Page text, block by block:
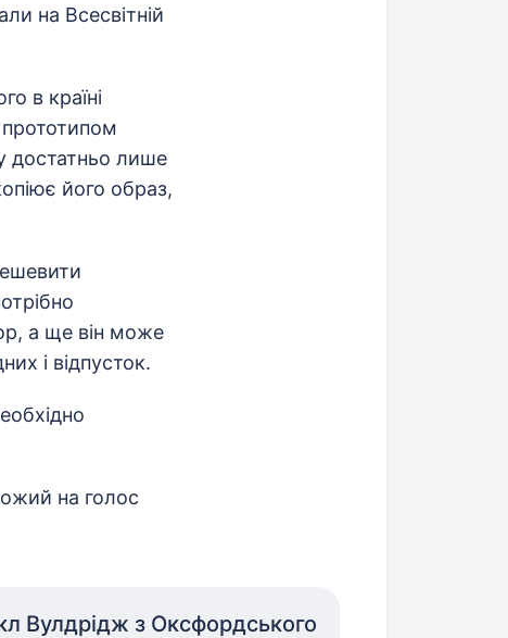
на Всесвітній
в країні
достатньо лише
його образ,
а ще він може
і відпусток.
на голос
Вулдрідж з Оксфордського